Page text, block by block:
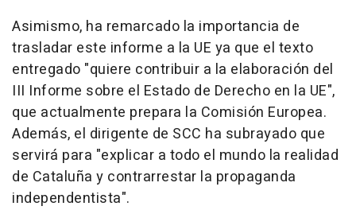
Asimismo, ha remarcado la importancia de
trasladar este informe a la UE ya que el texto
entregado "quiere contribuir a la elaboración del
III Informe sobre el Estado de Derecho en la UE",
que actualmente prepara la Comisión Europea.
Además, el dirigente de SCC ha subrayado que
servirá para "explicar a todo el mundo la realidad
de Cataluña y contrarrestar la propaganda
independentista".